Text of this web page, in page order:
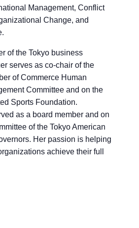
Management, Conflict
Change, and
of the Tokyo business
serves as co-chair of the
of Commerce Human
Committee and on the
Sports Foundation.
as a board member and on
of the Tokyo American
Her passion is helping
achieve their full